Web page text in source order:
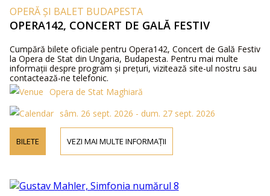
OPERĂ ȘI BALET BUDAPESTA
OPERA142, CONCERT DE GALĂ FESTIV
Cumpără bilete oficiale pentru Opera142, Concert de Gală Festiv
la Opera de Stat din Ungaria, Budapesta. Pentru mai multe
informații despre program și prețuri, vizitează site-ul nostru sau
contactează-ne telefonic.
Opera de Stat Maghiară
sâm. 26 sept. 2026 - dum. 27 sept. 2026
BILETE VEZI MAI MULTE INFORMAȚII